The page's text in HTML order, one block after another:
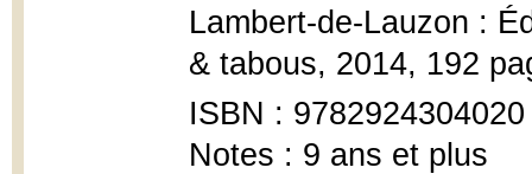
Lambert-de-Lauzon :
& tabous, 2014, 192
ISBN : 9782924304020
Notes : 9 ans et plus